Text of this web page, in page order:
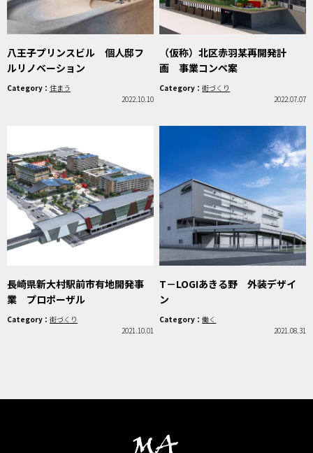
八王子プリンスビル 個人邸フ
ルリノベーション
Category：住まう
2022.10.10
（仮称）北区赤羽某再開発計
画 事業コンペ案
Category：街づくり
2022.07.07
長崎県新大村駅前市有地開発事
業 プロポーザル
Category：街づくり
2021.10.01
T－LOGIあきる野 外装デザイ
ン
Category：働く
2021.08.31